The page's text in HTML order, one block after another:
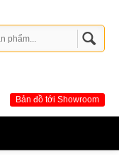
Bản đồ tới Showroom